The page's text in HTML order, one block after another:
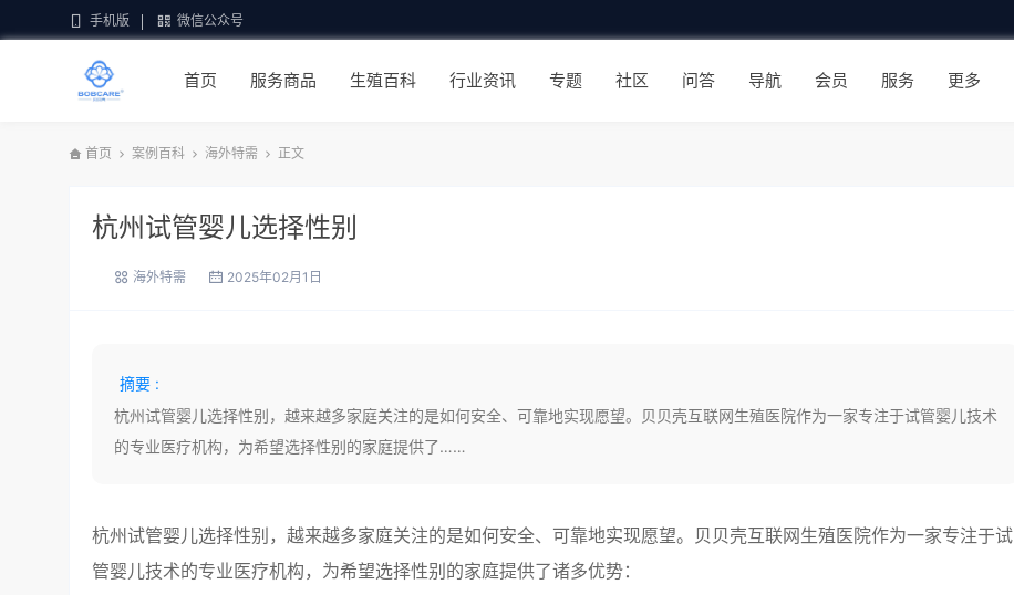
手机版 微信公众号
首页 服务商品 生殖百科 行业资讯 专题 社区 问答 导航 会员 服务 更多
首页 案例百科 海外特需 正文
杭州试管婴儿选择性别
海外特需 2025年02月1日
摘要 :
杭州试管婴儿选择性别，越来越多家庭关注的是如何安全、可靠地实现愿望。贝贝壳互联网生殖医院作为一家专注于试管婴儿技术
的专业医疗机构，为希望选择性别的家庭提供了……
杭州试管婴儿选择性别，越来越多家庭关注的是如何安全、可靠地实现愿望。贝贝壳互联网生殖医院作为一家专注于试
管婴儿技术的专业医疗机构，为希望选择性别的家庭提供了诸多优势：